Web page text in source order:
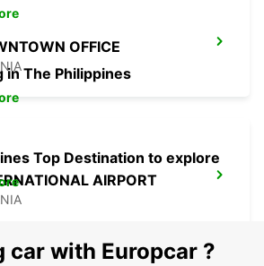
OFFICE
AIRPORT
in The Philippines
Top Destination to explore
car with Europcar ?